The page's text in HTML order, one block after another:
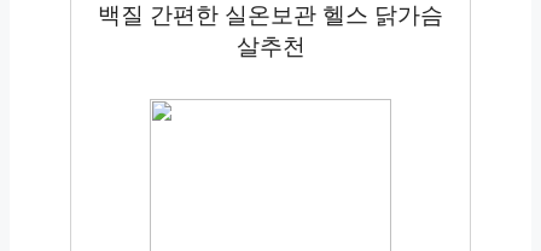
백질 간편한 실온보관 헬스 닭가슴
살추천